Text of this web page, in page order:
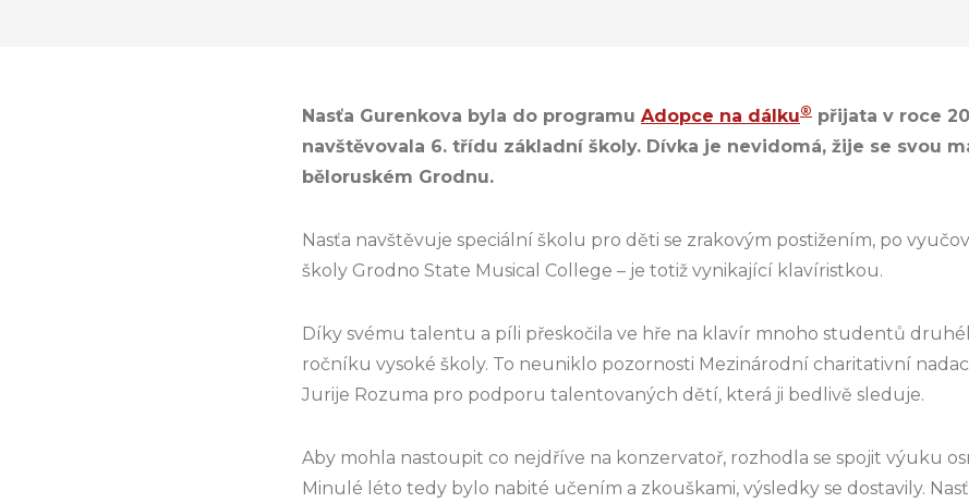
Nasťa Gurenkova byla do programu Adopce na dálku® přijata v roce
navštěvovala 6. třídu základní školy. Dívka je nevidomá, žije se svou
běloruském Grodnu.
Nasťa navštěvuje speciální školu pro děti se zrakovým postižením, po
školy Grodno State Musical College – je totiž vynikající klavíristkou.
Díky svému talentu a píli přeskočila ve hře na klavír mnoho studentů
ročníku vysoké školy. To neuniklo pozornosti Mezinárodní charitativní
Jurije Rozuma pro podporu talentovaných dětí, která ji bedlivě sleduje.
Aby mohla nastoupit co nejdříve na konzervatoř, rozhodla se spojit výuku
Minulé léto tedy bylo nabité učením a zkouškami, výsledky se dostavily.